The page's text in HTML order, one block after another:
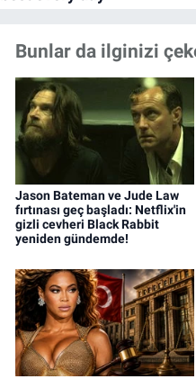
Bunlar da ilginizi
Jason Bateman ve Jude Law
fırtınası geç başladı: Netflix'in
gizli cevheri Black Rabbit
yeniden gündemde!